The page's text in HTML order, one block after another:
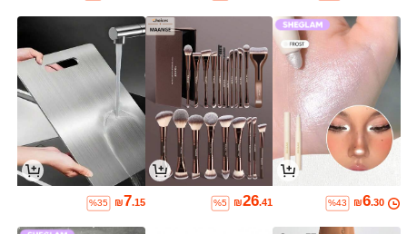
₪6.30
%43
₪26.41
%5
₪7.15
%35